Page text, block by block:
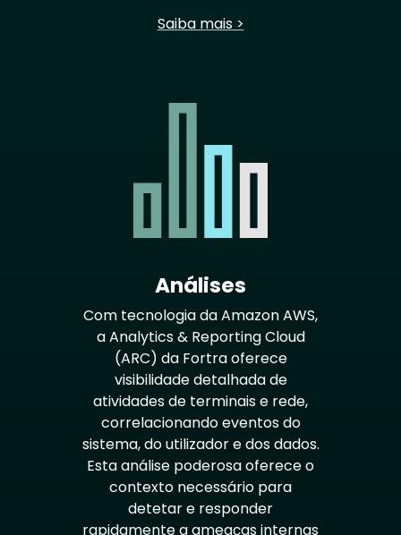
Saiba mais >
Análises
Com tecnologia da Amazon AWS,
a Analytics & Reporting Cloud
(ARC) da Fortra oferece
visibilidade detalhada de
atividades de terminais e rede,
correlacionando eventos do
sistema, do utilizador e dos dados.
Esta análise poderosa oferece o
contexto necessário para
detetar e responder
rapidamente a ameaças internas